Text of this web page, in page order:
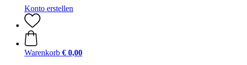
Konto erstellen
Warenkorb € 0,00